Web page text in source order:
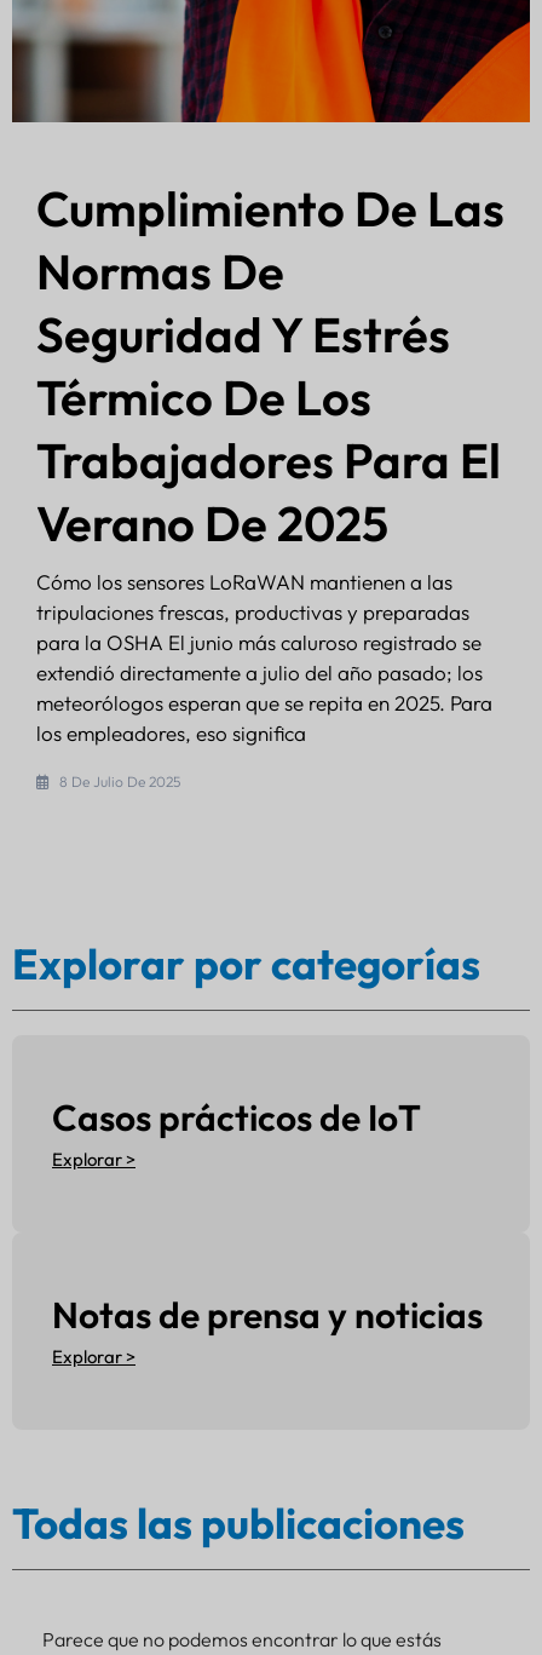
Cumplimiento De Las
Normas De
Seguridad Y Estrés
Térmico De Los
Trabajadores Para El
Verano De 2025
Cómo los sensores LoRaWAN mantienen a las
tripulaciones frescas, productivas y preparadas
para la OSHA El junio más caluroso registrado se
extendió directamente a julio del año pasado; los
meteorólogos esperan que se repita en 2025. Para
los empleadores, eso significa
8 De Julio De 2025
Explorar por categorías
Casos prácticos de IoT
Explorar >
Notas de prensa y noticias
Explorar >
Todas las publicaciones
Parece que no podemos encontrar lo que estás